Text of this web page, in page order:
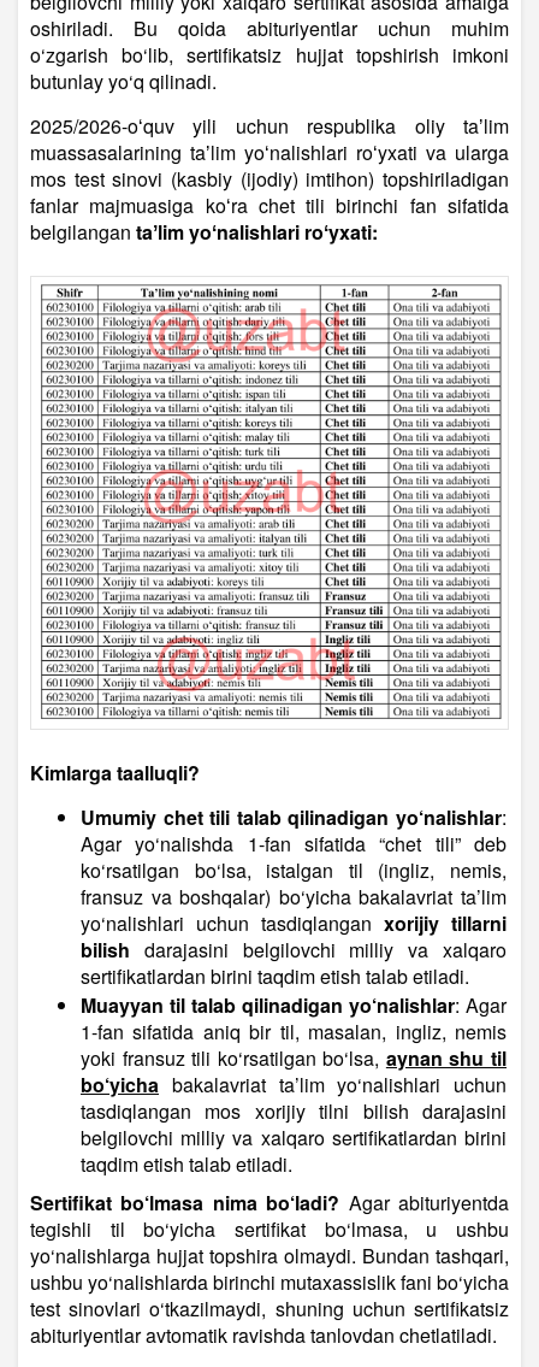
oshiriladi. Bu qoida abituriyentlar uchun muhim
o‘zgarish bo‘lib, sertifikatsiz hujjat topshirish imkoni
butunlay yo‘q qilinadi.
2025/2026-oʻquv yili uchun respublika oliy taʼlim
muassasalarining taʼlim yoʻnalishlari roʻyxati va ularga
mos test sinovi (kasbiy (ijodiy) imtihon) topshiriladigan
fanlar majmuasiga koʻra chet tili birinchi fan sifatida
belgilangan taʼlim yoʻnalishlari roʻyxati:
Kimlarga taalluqli?
Umumiy chet tili talab qilinadigan yo‘nalishlar:
Agar yo‘nalishda 1-fan sifatida “chet tili” deb
ko‘rsatilgan bo‘lsa, istalgan til (ingliz, nemis,
fransuz va boshqalar) bo‘yicha bakalavriat ta’lim
yo‘nalishlari uchun tasdiqlangan xorijiy tillarni
bilish darajasini belgilovchi milliy va xalqaro
sertifikatlardan birini taqdim etish talab etiladi.
Muayyan til talab qilinadigan yo‘nalishlar: Agar
1-fan sifatida aniq bir til, masalan, ingliz, nemis
yoki fransuz tili ko‘rsatilgan bo‘lsa, aynan shu til
bo‘yicha bakalavriat ta’lim yo‘nalishlari uchun
tasdiqlangan mos xorijiy tilni bilish darajasini
belgilovchi milliy va xalqaro sertifikatlardan birini
taqdim etish talab etiladi.
Sertifikat bo‘lmasa nima bo‘ladi? Agar abituriyentda
tegishli til bo‘yicha sertifikat bo‘lmasa, u ushbu
yo‘nalishlarga hujjat topshira olmaydi. Bundan tashqari,
ushbu yo‘nalishlarda birinchi mutaxassislik fani bo‘yicha
test sinovlari o‘tkazilmaydi, shuning uchun sertifikatsiz
abituriyentlar avtomatik ravishda tanlovdan chetlatiladi.